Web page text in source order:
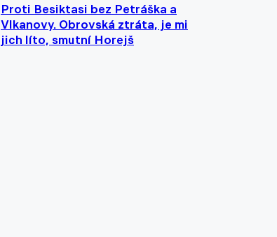
Proti Besiktasi bez Petráška a
Vlkanovy. Obrovská ztráta, je mi
jich líto, smutní Horejš